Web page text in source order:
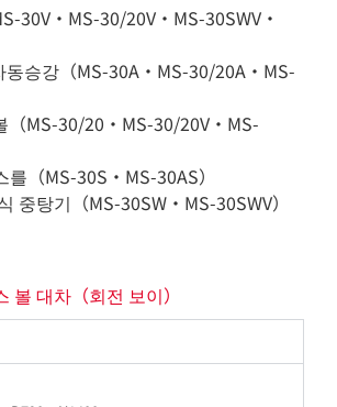
30V・MS-30/20V・MS-30SWV・
동승강（MS-30A・MS-30/20A・MS-
（MS-30/20・MS-30/20V・MS-
를（MS-30S・MS-30AS）
중탕기（MS-30SW・MS-30SWV）
볼 대차 （회전 보이）